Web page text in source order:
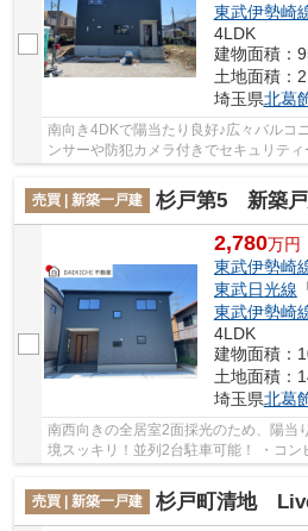
東武伊勢崎
4LDK
建物面積：
土地面積：
埼玉県北葛
南向き4DKで陽当たり良好♪広々バルコ
ンサーや防犯カメラ付きでセキュリティ
ースでお部屋がスッキリ♪ 経験
売買 | 新築一戸建
杉戸第5 新築
2,780万円
東武伊勢崎
東武日光線
東武伊勢崎
4LDK
建物面積：
土地面積：
埼玉県北葛
南西向きの全居室2面採光のため、陽当り通風良好♪ ・
境スッキリ！並列2台駐車可能！ ・コ
売買 | 新築一戸建
杉戸町清地 Livele